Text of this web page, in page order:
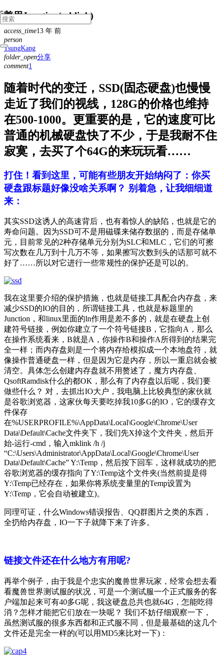
善用Junction(mklink)
access_time13 年 前
person
TsungKang
folder_open分享
comment1
论
随着时代的变迁，SSD(固态硬盘)也慢慢
走近了我们的视线，128G的价格也维持
在500-1000。更重要的是，它的速度可比
普通的机械硬盘快了不少，于是我耐不住
寂寞，去买了个64G的来玩玩看……
打住！看到这里，可能有些朋友开始纳闷了：你买
硬盘跟标题好像没啥关系啊？ 别着急，让我细细道
来：
其实SSD这诱人的高速背后，也有着惊人的缺陷，也就是它的
寿命问题。因为SSD可不是用磁碟来储存数据的，而是存储单
元，目前常见的2种存储单元分别为SLC和MLC，它们的可擦
写次数在几万到十几万不等，如果擦写次数到头的话那可就不
好了……所以对它进行一些常规性的保护还是可以的。
我在这里要介绍的保护措施，也就是链接工具配合内存盘，来
减少SSD的IO的目的，所谓链接工具，也就是标题里的
Junction，和linux里面的ln作用是差不多的，就是在硬盘上创
建符号链接，例如你建立了一个符号链接B，它指向A，那么
在操作系统看来，B就是A，你操作B和操作A所得到的结果完
全一样；而内存盘则是一个将内存给模拟成一个本地盘符，就
像操作普通硬盘一样，但是因为它是内存，所以一重启就会被
清空。具体怎么创建内存盘就不用赘述了，魔方内存盘、
QsoftRamdisk什么的都OK，那么有了内存盘以后呢，我们要
做些什么？ 对，去抓出IO大户，我电脑上比较典型的家伙就
是谷歌浏览器，这家伙每天要吃掉我10多G的IO，它的缓存文
件保存
在%USERPROFILE%\AppData\Local\Google\Chrome\User
Data\Default\Cache文件夹下，我们先X掉这个文件夹，然后开
始-运行-cmd，输入mklink /h /j
“C:\Users\Administrator\AppData\Local\Google\Chrome\User
Data\Default\Cache” Y:\Temp ，然后按下回车，这样就成功的把
谷歌浏览器的缓存指向了Y:\Temp这个文件夹(当然前提是得
Y:\Temp已经存在，如果你将系统变量里的Temp设置为
Y:\Temp，它会自动被建立)。
同理可证，什么Windows错误报告、QQ群图片之类的东西，
全扔给内存盘，IO一下子就降下来了许多。
链接文件还在什么地方有用呢?
再举个例子，由于我是个忠实的魔兽世界玩家，经常会想去看
看魔兽世界测试服的状况，可是一个测试服一个正式服务的客
户端加起来可有40多G呢，我这硬盘总共也就64G，怎能吃得
消？怎样才能把它们放在一块呢？ 我们不妨仔细观察一下，
虽然测试服的很多东西都和正式服不同，但是最基础的这几个
文件还是完全一样的(可以用MD5来比对一下)：